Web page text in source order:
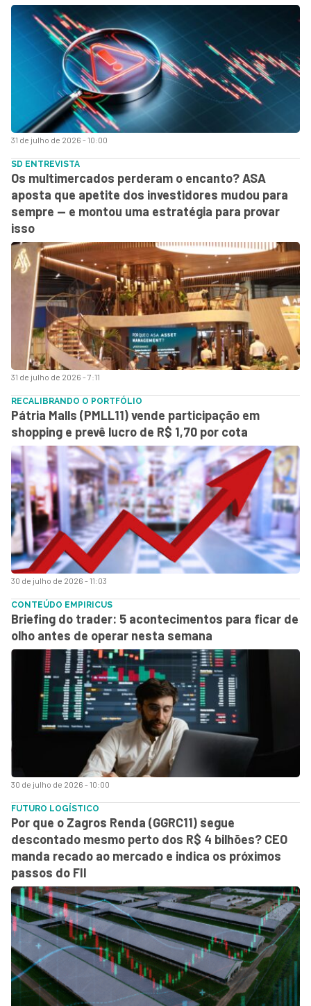
31 de julho de 2026 - 10:00
31 de julho de 2026 - 7:11
SD ENTREVISTA
Os multimercados perderam o encanto? ASA
aposta que apetite dos investidores mudou para
sempre — e montou uma estratégia para provar
isso
30 de julho de 2026 - 11:03
RECALIBRANDO O PORTFÓLIO
Pátria Malls (PMLL11) vende participação em
shopping e prevê lucro de R$ 1,70 por cota
30 de julho de 2026 - 10:00
CONTEÚDO EMPIRICUS
Briefing do trader: 5 acontecimentos para ficar de
olho antes de operar nesta semana
FUTURO LOGÍSTICO
Por que o Zagros Renda (GGRC11) segue
descontado mesmo perto dos R$ 4 bilhões? CEO
manda recado ao mercado e indica os próximos
passos do FII